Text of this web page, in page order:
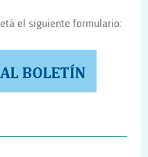
el siguiente formulario: